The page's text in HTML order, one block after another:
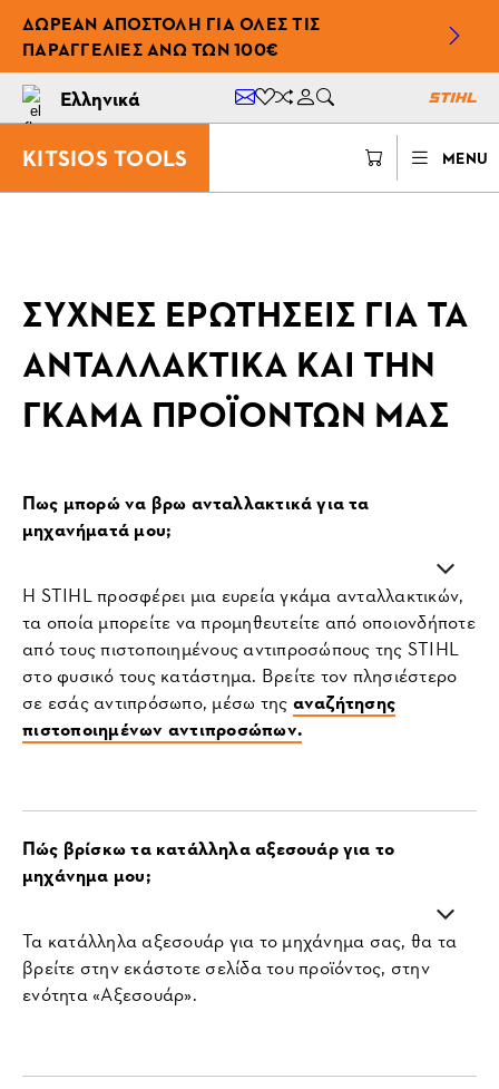
ΔΩΡΕΆΝ ΑΠΟΣΤΟΛΉ ΓΙΑ ΌΛΕΣ ΤΙΣ
ΠΑΡΑΓΓΕΛΊΕΣ ΆΝΩ ΤΩΝ 100€
Ελληνικά
KITSIOS TOOLS MENU
ΣΥΧΝΕΣ ΕΡΩΤΗΣΕΙΣ ΓΙΑ ΤΑ
ΑΝΤΑΛΛΑΚΤΙΚΑ ΚΑΙ ΤΗΝ
ΓΚΑΜΑ ΠΡΟΪΟΝΤΩΝ ΜΑΣ
Πως μπορώ να βρω ανταλλακτικά για τα
μηχανήματά μου;
Η STIHL προσφέρει μια ευρεία γκάμα ανταλλακτικών,
τα οποία μπορείτε να προμηθευτείτε από οποιονδήποτε
από τους πιστοποιημένους αντιπροσώπους της STIHL
στο φυσικό τους κατάστημα. Βρείτε τον πλησιέστερο
σε εσάς αντιπρόσωπο, μέσω της αναζήτησης
πιστοποιημένων αντιπροσώπων.
Πώς βρίσκω τα κατάλληλα αξεσουάρ για το
μηχάνημα μου;
Τα κατάλληλα αξεσουάρ για το μηχάνημα σας, θα τα
βρείτε στην εκάστοτε σελίδα του προϊόντος, στην
ενότητα «Αξεσουάρ».